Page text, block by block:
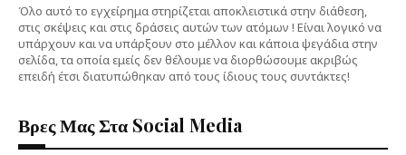
Όλο αυτό το εγχείρημα στηρίζεται αποκλειστικά στην διάθεση,
στις σκέψεις και στις δράσεις αυτών των ατόμων ! Είναι λογικό να
υπάρχουν και να υπάρξουν στο μέλλον και κάποια ψεγάδια στην
σελίδα, τα οποία εμείς δεν θέλουμε να διορθώσουμε ακριβώς
επειδή έτσι διατυπώθηκαν από τους ίδιους τους συντάκτες!
Βρες Μας Στα Social Media